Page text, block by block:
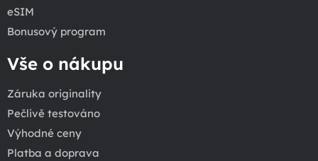
eSIM
Bonusový program
Vše o nákupu
Záruka originality
Pečlivě testováno
Výhodné ceny
Platba a doprava